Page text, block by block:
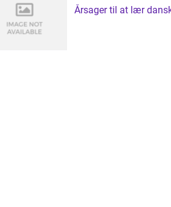
Årsager til at lær